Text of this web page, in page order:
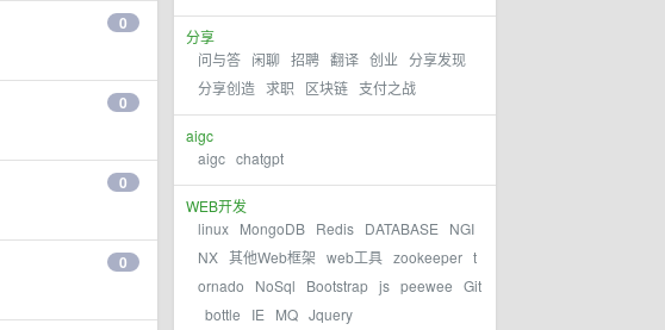
分享
问与答 闲聊 招聘 翻译 创业 分享发现
分享创造 求职 区块链 支付之战
aigc
aigc chatgpt
WEB开发
linux MongoDB Redis DATABASE
NGI
NX 其他Web框架 web工具 zookeeper t
ornado
NoSql Bootstrap js peewee Git
bottle
IE MQ Jquery
0
0
0
0